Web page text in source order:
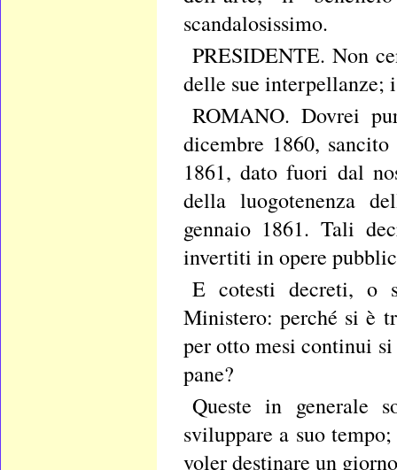
scandalosissimo.
PRESIDENTE. Non
delle sue
ROMANO. Dovrei
dicembre 1860,
1861, dato fuori dal
della luogotenenza
gennaio 1861. Tali
invertiti in opere
E cotesti decreti, o
Ministero: perché si è
per otto mesi continui
pane?
Queste in generale
sviluppare a suo
voler destinare un